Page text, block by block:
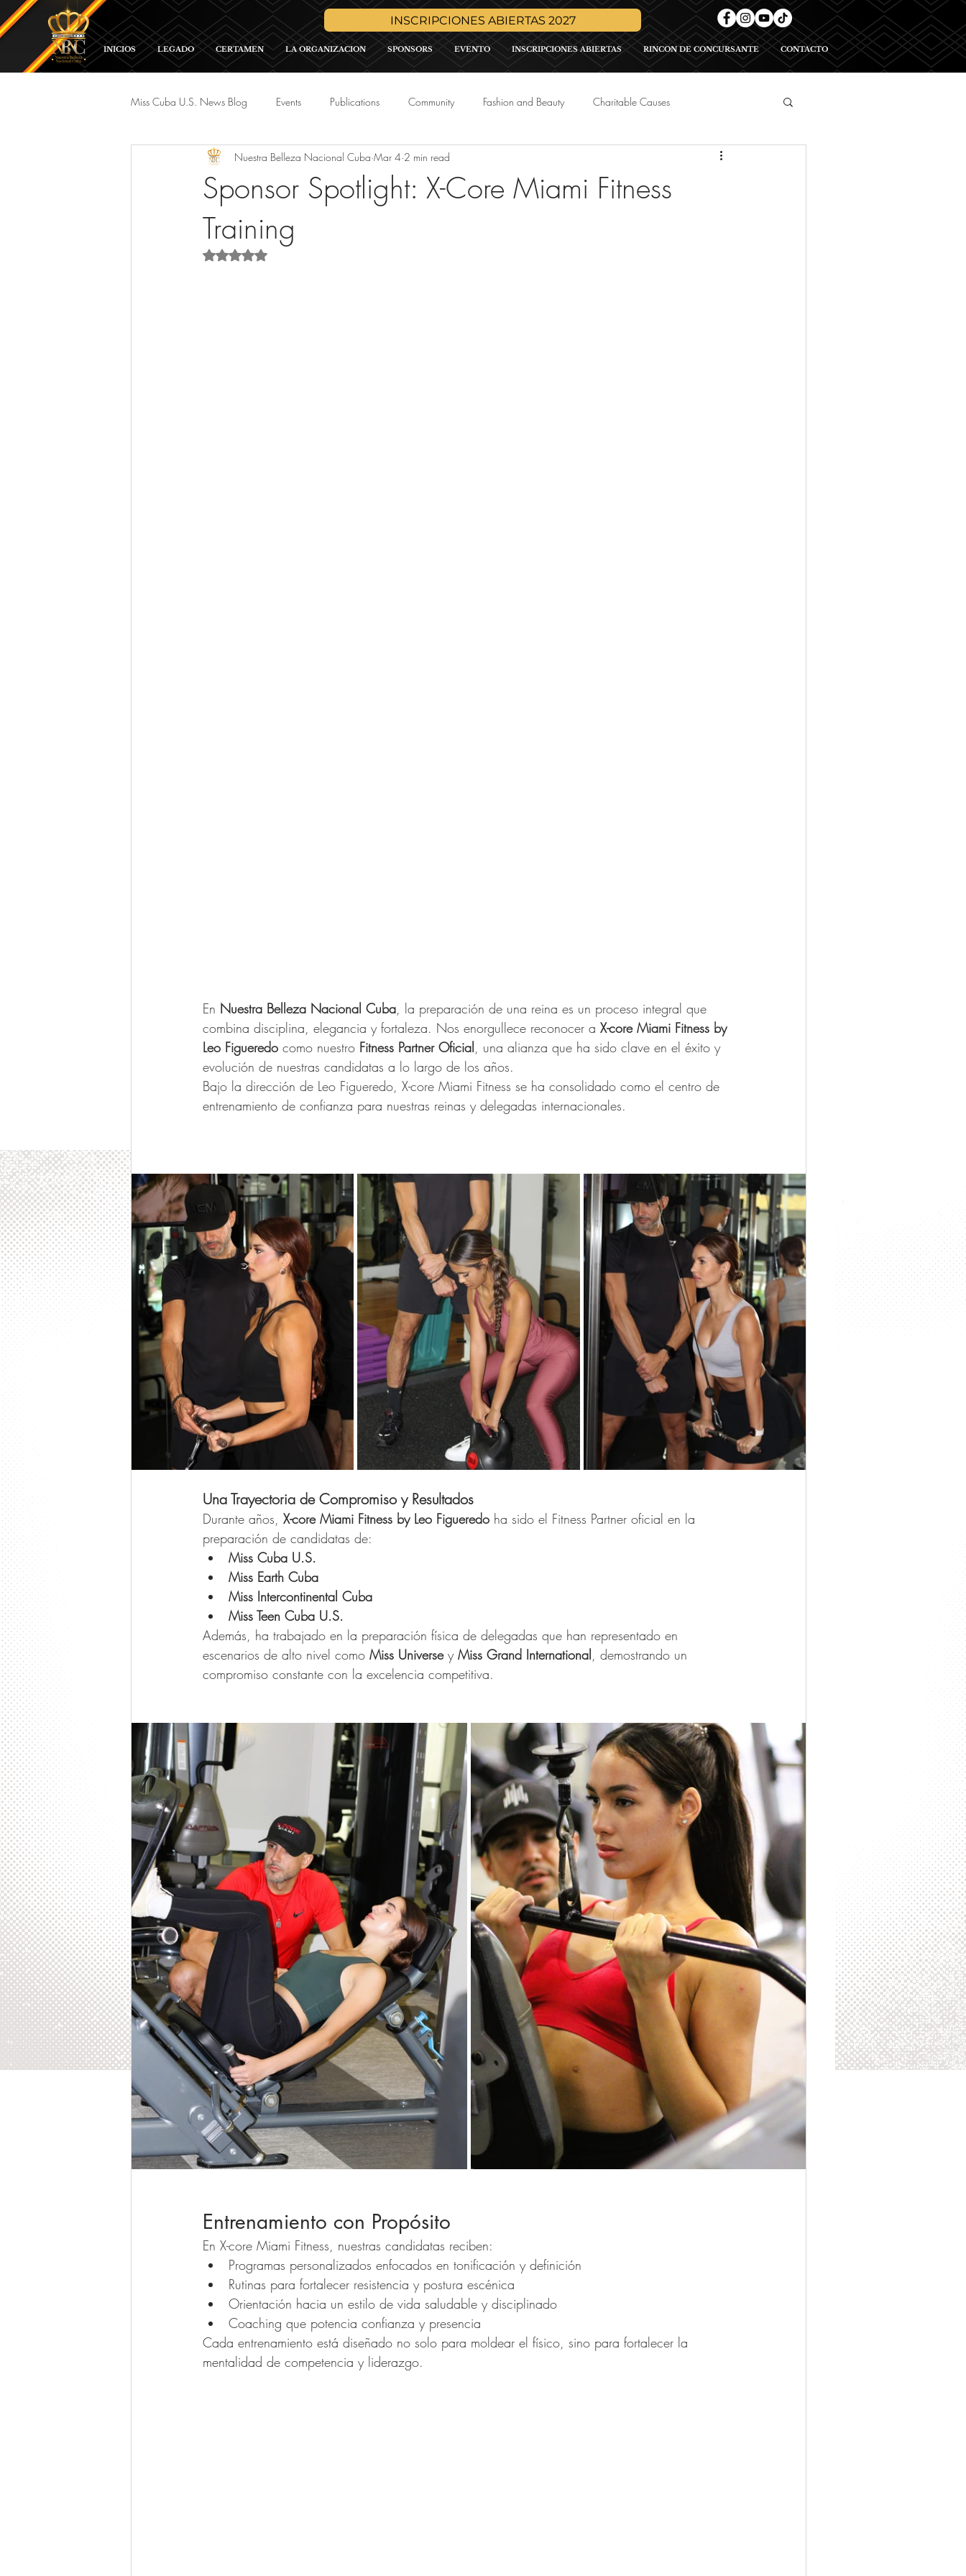
INSCRIPCIONES ABIERTAS 2027
INICIOS LEGADO CERTAMEN LA ORGANIZACION SPONSORS EVENTO INSCRIPCIONES ABIERTAS RINCON DE CONCURSANTE CONTACTO
Miss Cuba U.S. News Blog Events Publications Community Fashion and Beauty Charitable Causes
Red Carpet and Galas Parade Media Press Release
Sponsor Spotlight: X-Core Miami Fitness
Training
Nuestra Belleza Nacional Cuba Mar 4 2 min read
Rated NaN out of 5 stars.
En Nuestra Belleza Nacional Cuba, la preparación de una reina es un proceso integral que
combina disciplina, elegancia y fortaleza. Nos enorgullece reconocer a X-core Miami Fitness by
Leo Figueredo como nuestro Fitness Partner Oficial, una alianza que ha sido clave en el éxito y
evolución de nuestras candidatas a lo largo de los años.
Bajo la dirección de Leo Figueredo, X-core Miami Fitness se ha consolidado como el centro de
entrenamiento de confianza para nuestras reinas y delegadas internacionales.
Una Trayectoria de Compromiso y Resultados
Durante años, X-core Miami Fitness by Leo Figueredo ha sido el Fitness Partner oficial en la
preparación de candidatas de:
Miss Cuba U.S.
Miss Earth Cuba
Miss Intercontinental Cuba
Miss Teen Cuba U.S.
Además, ha trabajado en la preparación física de delegadas que han representado en
escenarios de alto nivel como Miss Universe y Miss Grand International, demostrando un
compromiso constante con la excelencia competitiva.
Entrenamiento con Propósito
En X-core Miami Fitness, nuestras candidatas reciben:
Programas personalizados enfocados en tonificación y definición
Rutinas para fortalecer resistencia y postura escénica
Orientación hacia un estilo de vida saludable y disciplinado
Coaching que potencia confianza y presencia
Cada entrenamiento está diseñado no solo para moldear el físico, sino para fortalecer la
mentalidad de competencia y liderazgo.